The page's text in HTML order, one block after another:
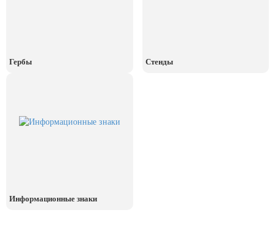
28 июля, День Крещения Руси
Гербы Стенды
Информационные знаки